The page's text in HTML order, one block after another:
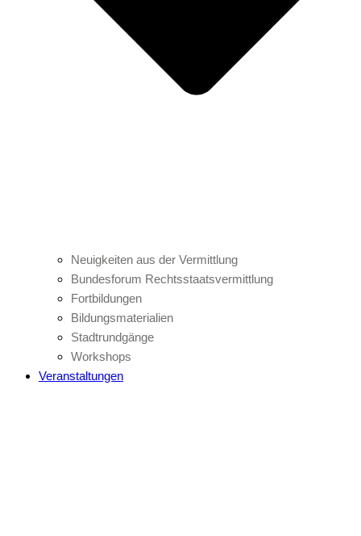
Neuigkeiten aus der Vermittlung
Bundesforum Rechtsstaatsvermittlung
Fortbildungen
Bildungsmaterialien
Stadtrundgänge
Workshops
Veranstaltungen